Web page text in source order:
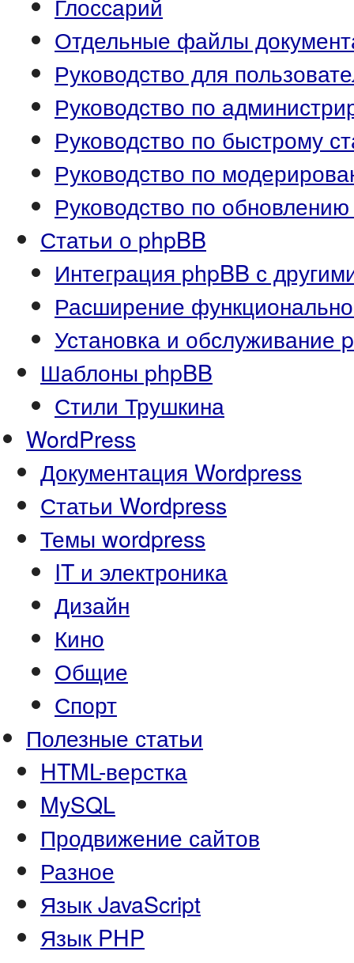
Отдельные файлы
Руководство для
Руководство по
Руководство по быстрому
Руководство по
Руководство по
Статьи о phpBB
Интеграция phpBB с
Расширение
Установка и обслуживание
Шаблоны phpBB
Стили Трушкина
WordPress
Документация Wordpress
Статьи Wordpress
Темы wordpress
IT и электроника
Дизайн
Кино
Общие
Спорт
Полезные статьи
HTML-верстка
MySQL
Продвижение сайтов
Разное
Язык JavaScript
Язык PHP